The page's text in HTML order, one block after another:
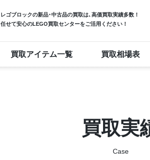
レゴブロックの新品･中古品の買取は､高価買取実績多数！
任せて安心のLEGO買取センターをご活用ください！
買取アイテム一覧 買取相場表
買取実
Case